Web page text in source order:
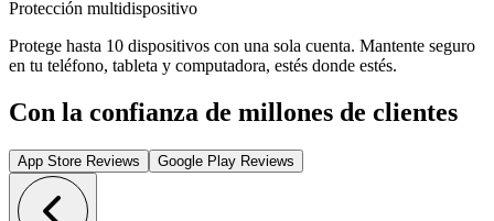
Protección multidispositivo
Protege hasta 10 dispositivos con una sola cuenta. Mantente seguro
en tu teléfono, tableta y computadora, estés donde estés.
Con la confianza de millones de clientes
App Store Reviews Google Play Reviews